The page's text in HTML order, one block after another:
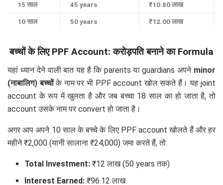
15 साल 45 years ₹10.80 लाख
10 साल 50 years ₹12.00 लाख
बच्चों के लिए PPF Account: करोड़पति बनाने का Formula
यहां ध्यान देने वाली बात यह है कि parents या guardians अपने minor
(नाबालिग) बच्चोंके नाम पर भी PPF account खोल सकते हैं। यह joint
account के रूप में खुलता है और जब बच्चा 18 साल का हो जाता है, तो
account उसके नाम पर convert हो जाता है।
अगर आप अपने 10 साल के बच्चे के लिए PPF account खोलते हैं और हर
महीने ₹2,000 (यानी सालाना ₹24,000) जमा करते हैं, तो:
Total Investment: ₹12 लाख (50 years तक)
Interest Earned: ₹96.12 लाख